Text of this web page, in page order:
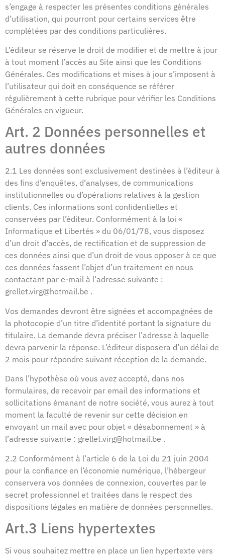
s’engage à respecter les présentes conditions générales
d’utilisation, qui pourront pour certains services être
complétées par des conditions particulières.
L’éditeur se réserve le droit de modifier et de mettre à jour
à tout moment l’accès au Site ainsi que les Conditions
Générales. Ces modifications et mises à jour s’imposent à
l’utilisateur qui doit en conséquence se référer
régulièrement à cette rubrique pour vérifier les Conditions
Générales en vigueur.
Art. 2 Données personnelles et
autres données
2.1 Les données sont exclusivement destinées à l’éditeur à
des fins d’enquêtes, d’analyses, de communications
institutionnelles ou d’opérations relatives à la gestion
clients. Ces informations sont confidentielles et
conservées par l’éditeur. Conformément à la loi «
Informatique et Libertés » du 06/01/78, vous disposez
d’un droit d’accès, de rectification et de suppression de
ces données ainsi que d’un droit de vous opposer à ce que
ces données fassent l’objet d’un traitement en nous
contactant par e-mail à l’adresse suivante :
grellet.virg@hotmail.be .
Vos demandes devront être signées et accompagnées de
la photocopie d’un titre d’identité portant la signature du
titulaire. La demande devra préciser l’adresse à laquelle
devra parvenir la réponse. L’éditeur disposera d’un délai de
2 mois pour répondre suivant réception de la demande.
Dans l’hypothèse où vous avez accepté, dans nos
formulaires, de recevoir par email des informations et
sollicitations émanant de notre société, vous aurez à tout
moment la faculté de revenir sur cette décision en
envoyant un mail avec pour objet « désabonnement » à
l’adresse suivante : grellet.virg@hotmail.be .
2.2 Conformément à l’article 6 de la Loi du 21 juin 2004
pour la confiance en l’économie numérique, l’hébergeur
conservera vos données de connexion, couvertes par le
secret professionnel et traitées dans le respect des
dispositions légales en matière de données personnelles.
Art.3 Liens hypertextes
Si vous souhaitez mettre en place un lien hypertexte vers